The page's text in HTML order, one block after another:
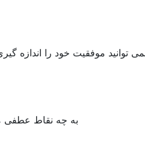
موفقیت خود را اندازه
به چه نقاط عطفی